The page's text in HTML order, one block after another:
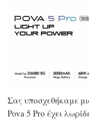
Σας υποσχεθήκαμε
Pova 5 Pro έχει